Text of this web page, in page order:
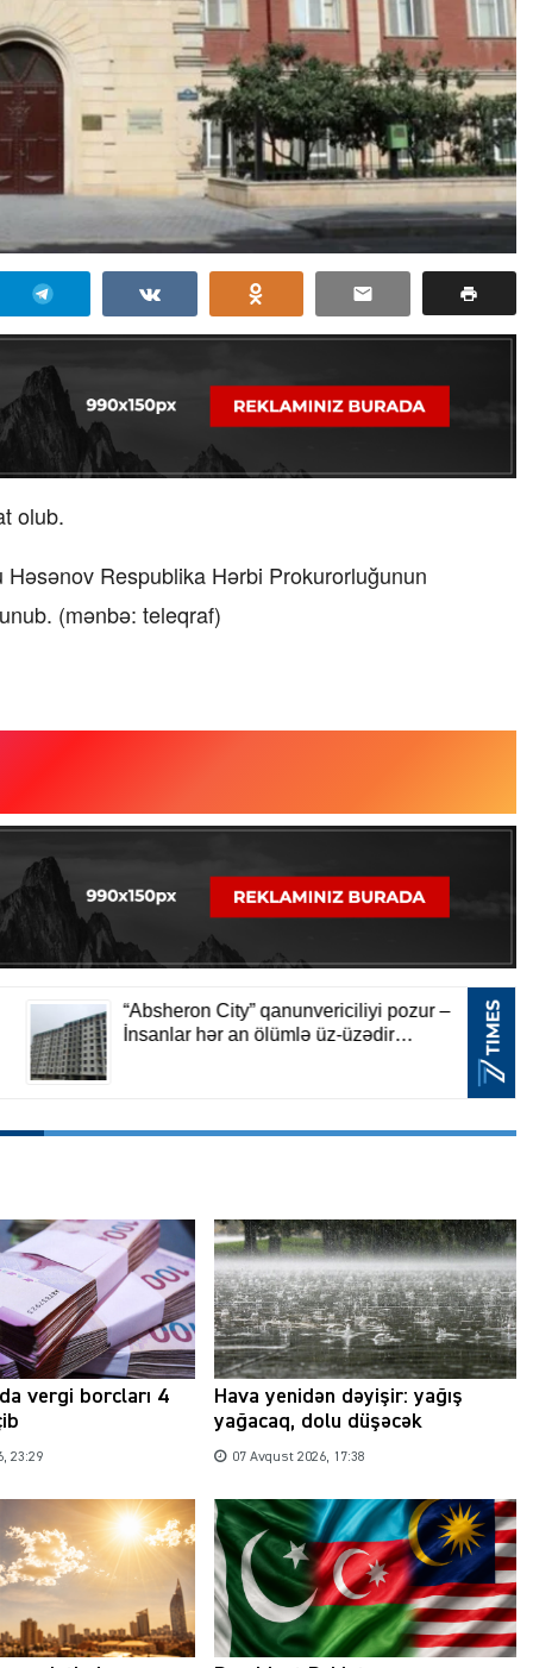
olub.
Respublika Hərbi Prokurorluğunun
(mənbə: teleqraf)
vergi borcları 4
23:29
Hava yenidən dəyişir: yağış
yağacaq, dolu düşəcək
07 Avqust 2026, 17:38